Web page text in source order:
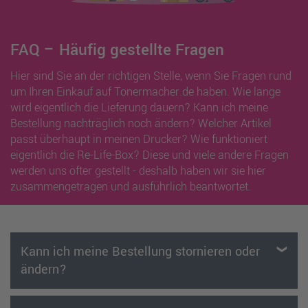
FAQ – Häufig gestellte Fragen
Hier sind Sie an der richtigen Stelle, wenn Sie Fragen rund
um Ihren Einkauf auf Tonermacher.de haben. Wie lange
wird eigentlich die Lieferung dauern? Kann ich meine
Bestellung nachträglich noch ändern? Welcher Artikel
passt überhaupt in meinen Drucker? Wie funktioniert
eigentlich die Re-Life-Box? Diese und viele andere Fragen
werden uns öfter gestellt - deshalb haben wir sie hier
zusammengetragen und ausführlich beantwortet.
Kann ich meine Bestellung stornieren oder
ändern?
Solange Sie keine Versandbestätigung erhalten haben,